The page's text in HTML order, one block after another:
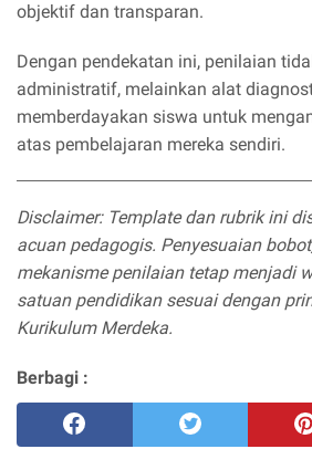
objektif dan transparan.
Dengan pendekatan ini, penilaian
administratif, melainkan alat
memberdayakan siswa untuk
atas pembelajaran mereka sendiri.
Disclaimer: Template dan rubrik ini
acuan pedagogis. Penyesuaian
mekanisme penilaian tetap menjadi
satuan pendidikan sesuai dengan
Kurikulum Merdeka.
Berbagi :